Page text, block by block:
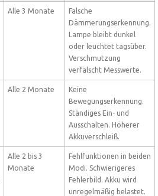
Alle 3 Monate
Falsche
Dämmerungserkennung.
Lampe bleibt dunkel
oder leuchtet tagsüber.
Verschmutzung
verfälscht Messwerte.
Alle 2 Monate
Keine
Bewegungserkennung.
Ständiges Ein- und
Ausschalten. Höherer
Akkuverschleiß.
Alle 2 bis 3
Monate
Fehlfunktionen in beiden
Modi. Schwierigeres
Fehlerbild. Akku wird
unregelmäßig belastet.